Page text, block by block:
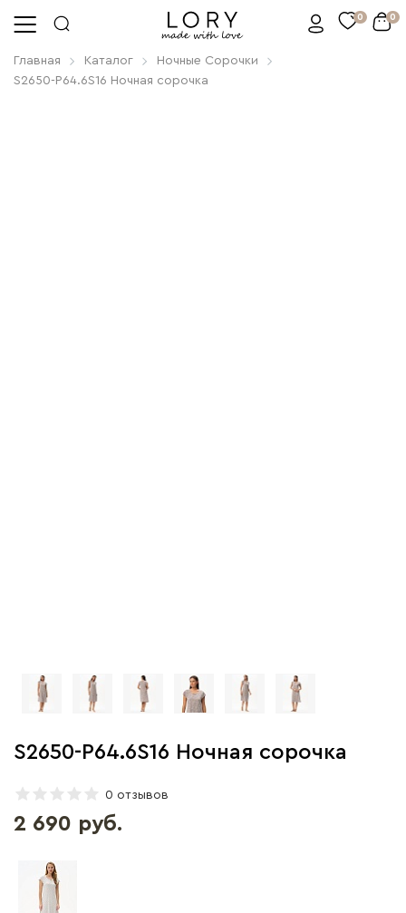
0 0
Главная Каталог
Ночные Сорочки
S2650-P64.6S16 Ночная сорочка
S2650-P64.6S16 Ночная сорочка
0 отзывов
2 690 руб.